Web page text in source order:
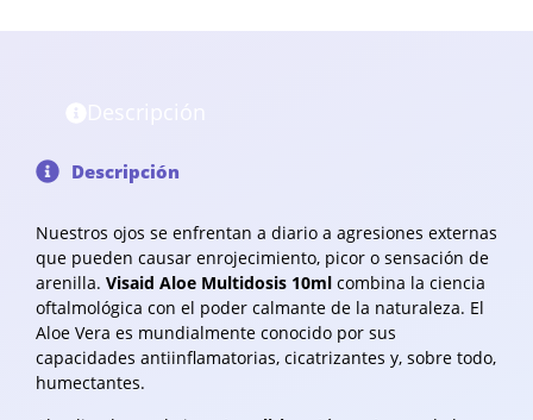
Descripción
Nuestros ojos se enfrentan a diario a agresiones externas
que pueden causar enrojecimiento, picor o sensación de
arenilla. Visaid Aloe Multidosis 10ml combina la ciencia
oftalmológica con el poder calmante de la naturaleza. El
Aloe Vera es mundialmente conocido por sus
capacidades antiinflamatorias, cicatrizantes y, sobre todo,
humectantes.